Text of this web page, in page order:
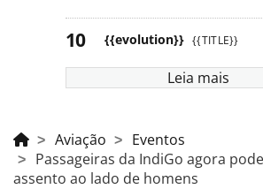
{{evolution}} {{TITLE}}
Leia mais
Aviação
Eventos
Passageiras da IndiGo agora
assento ao lado de homens